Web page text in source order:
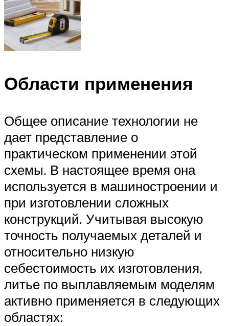
Области применения
Общее описание технологии не
дает представление о
практическом применении этой
схемы. В настоящее время она
используется в машиностроении и
при изготовлении сложных
конструкций. Учитывая высокую
точность получаемых деталей и
относительно низкую
себестоимость их изготовления,
литье по выплавляемым моделям
активно применяется в следующих
областях: